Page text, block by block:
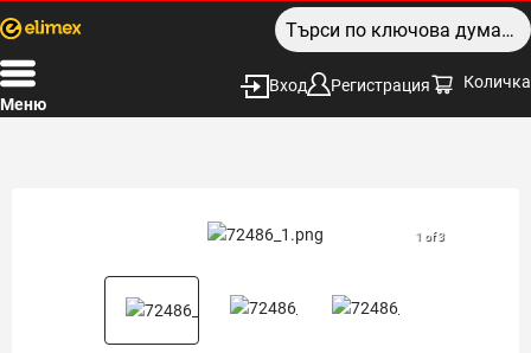
Меню
Вход Регистрация Количка
1 of 3